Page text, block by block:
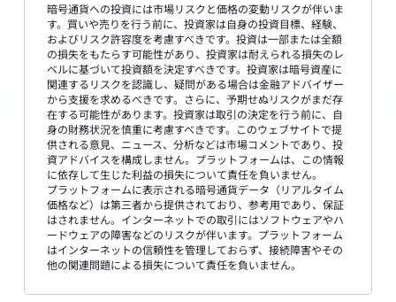
暗号通貨への投資には市場リスクと価格の変動リスクが伴いま
す。買いや売りを行う前に、投資家は自身の投資目標、経験、
およびリスク許容度を考慮すべきです。投資は一部または全額
の損失をもたらす可能性があり、投資家は耐えられる損失のレ
ベルに基づいて投資額を決定すべきです。投資家は暗号資産に
関連するリスクを認識し、疑問がある場合は金融アドバイザー
から支援を求めるべきです。さらに、予期せぬリスクがまだ存
在する可能性があります。投資家は取引の決定を行う前に、自
身の財務状況を慎重に考慮すべきです。このウェブサイトで提
供される意見、ニュース、分析などは市場コメントであり、投
資アドバイスを構成しません。プラットフォームは、この情報
に依存して生じた利益の損失について責任を負いません。
プラットフォームに表示される暗号通貨データ（リアルタイム
価格など）は第三者から提供されており、参考用であり、保証
はされません。インターネットでの取引にはソフトウェアやハ
ードウェアの障害などのリスクが伴います。プラットフォーム
はインターネットの信頼性を管理しておらず、接続障害やその
他の関連問題による損失について責任を負いません。